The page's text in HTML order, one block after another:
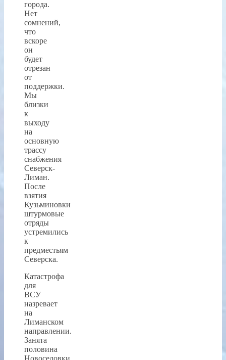
города.
Нет
сомнений,
что
вскоре
он
будет
отрезан
от
поддержки.
Мы
близки
к
выходу
на
основную
трассу
снабжения
Северск-
Лиман.
После
взятия
Кузьминовки
штурмовые
отряды
устремились
к
предместьям
Северска.
Катастрофа
для
ВСУ
назревает
на
Лиманском
направлении.
Занята
половина
Новоселовки